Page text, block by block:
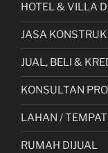
HOTEL & VILLA
JASA
JUAL, BELI &
KONSULTAN
LAHAN /
RUMAH DIJUAL